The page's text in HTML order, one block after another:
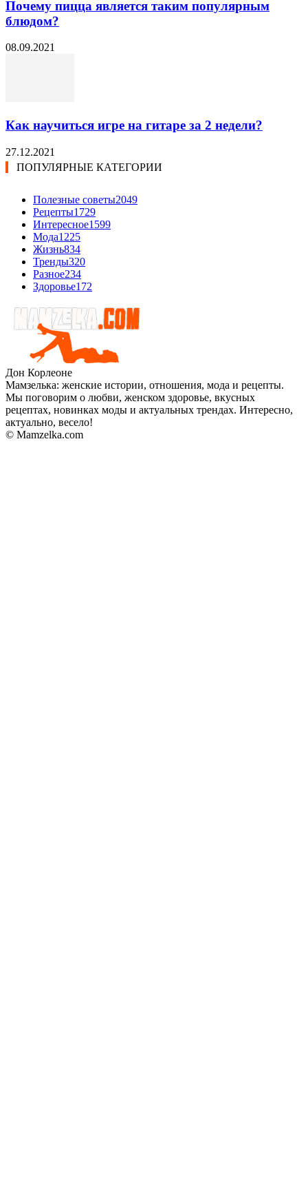
Почему пицца является таким популярным
блюдом?
08.09.2021
Как научиться игре на гитаре за 2 недели?
27.12.2021
ПОПУЛЯРНЫЕ КАТЕГОРИИ
Полезные советы2049
Рецепты1729
Интересное1599
Мода1225
Жизнь834
Тренды320
Разное234
Здоровье172
Дон Корлеоне
Мамзелька: женские истории, отношения, мода и рецепты.
Мы поговорим о любви, женском здоровье, вкусных
рецептах, новинках моды и актуальных трендах. Интересно,
актуально, весело!
© Mamzelka.com